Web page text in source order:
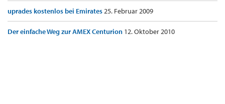
uprades kostenlos bei Emirates25. Februar 2009
Der einfache Weg zur AMEX Centurion 12. Oktober 2010